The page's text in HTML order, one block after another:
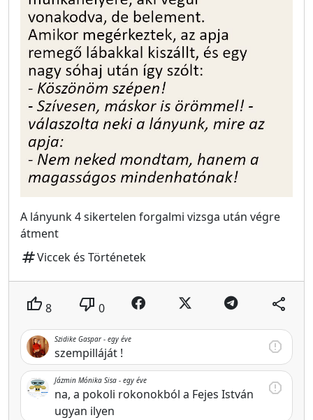
A lányunk 4 sikertelen forgalmi vizsga után végre
átment
tagViccek és Történetek
thumb_up 8 thumb_down 0 share
Szidike Gaspar - egy éve
szempilláját ! report
Jázmin Mónika Sisa - egy éve
na, a pokoli rokonokból a Fejes István
ugyan ilyen
report